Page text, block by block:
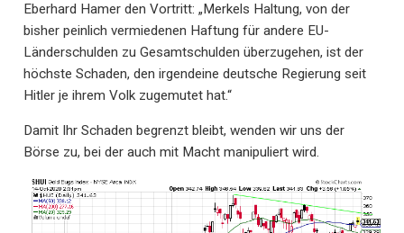
Eberhard Hamer den Vortritt: „Merkels Haltung, von der
bisher peinlich vermiedenen Haftung für andere EU-
Länderschulden zu Gesamtschulden überzugehen, ist der
höchste Schaden, den irgendeine deutsche Regierung seit
Hitler je ihrem Volk zugemutet hat.“
Damit Ihr Schaden begrenzt bleibt, wenden wir uns der
Börse zu, bei der auch mit Macht manipuliert wird.